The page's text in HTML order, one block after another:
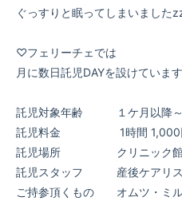
ぐっすりと眠ってしまいました
♡フェリーチェでは
月に数日託児DAYを設けています
託児対象年齢 １ケ月以降～
託児料金 1時間 1,000
託児場所 クリニック館
託児スタッフ 産後ケアリス
ご持参頂くもの オムツ・ミル